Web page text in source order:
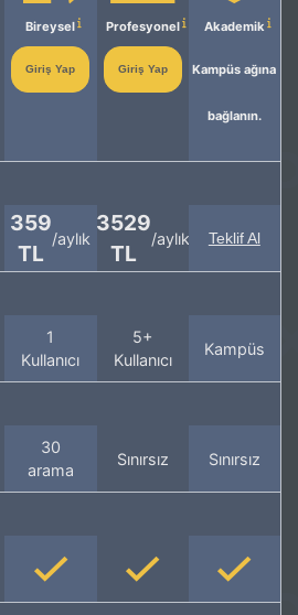
Bireysel
Giriş Yap
Profesyonel
Giriş Yap
Akademik
Kampüs ağına
bağlanın.
359
TL
/aylık
3529
TL
/aylık Teklif Al
1
Kullanıcı
5+
Kullanıcı
Kampüs
30
arama
Sınırsız Sınırsız